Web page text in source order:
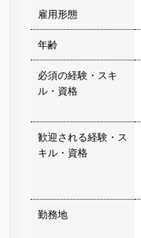
雇用形態
年齢
必須の経験・スキ
ル・資格
歓迎される経験・ス
キル・資格
勤務地